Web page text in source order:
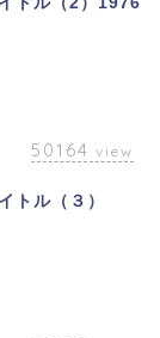
50164 view
トル（３）